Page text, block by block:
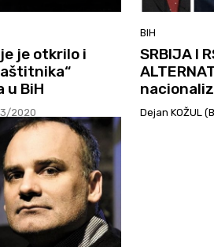
je otkrilo i
u BiH
2020
BIH
SRBIJA I
Dejan KOŽUL